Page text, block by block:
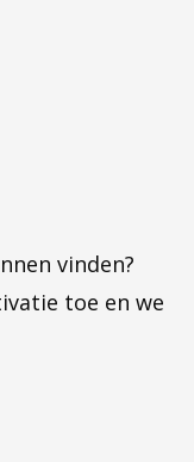
vinden?
toe en we